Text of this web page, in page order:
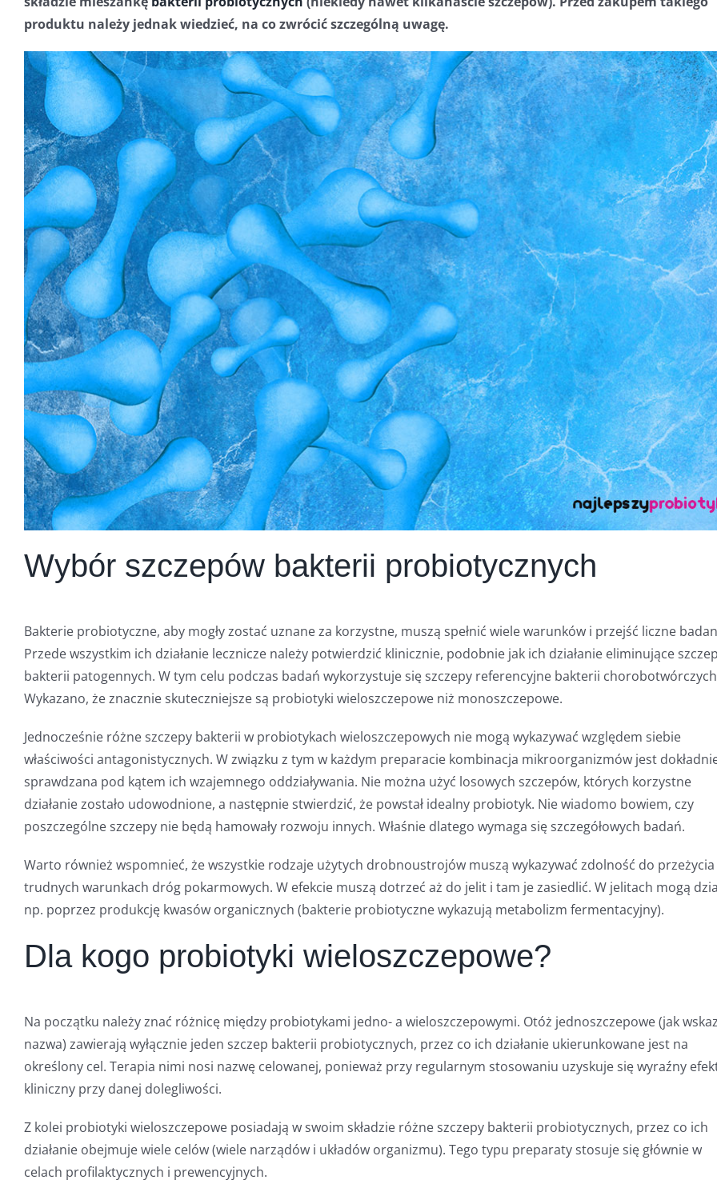
produktu należy jednak wiedzieć, na co zwrócić szczególną uwagę.
Wybór szczepów bakterii probiotycznych
Bakterie probiotyczne, aby mogły zostać uznane za korzystne, muszą spełnić wiele warunków i przejść liczne
Przede wszystkim ich działanie lecznicze należy potwierdzić klinicznie, podobnie jak ich działanie eliminujące
bakterii patogennych. W tym celu podczas badań wykorzystuje się szczepy referencyjne bakterii
Wykazano, że znacznie skuteczniejsze są probiotyki wieloszczepowe niż monoszczepowe.
Jednocześnie różne szczepy bakterii w probiotykach wieloszczepowych nie mogą wykazywać względem siebie
właściwości antagonistycznych. W związku z tym w każdym preparacie kombinacja mikroorganizmów jest
sprawdzana pod kątem ich wzajemnego oddziaływania. Nie można użyć losowych szczepów, których korzystne
działanie zostało udowodnione, a następnie stwierdzić, że powstał idealny probiotyk. Nie wiadomo bowiem, czy
poszczególne szczepy nie będą hamowały rozwoju innych. Właśnie dlatego wymaga się szczegółowych badań.
Warto również wspomnieć, że wszystkie rodzaje użytych drobnoustrojów muszą wykazywać zdolność do przeżycia
trudnych warunkach dróg pokarmowych. W efekcie muszą dotrzeć aż do jelit i tam je zasiedlić. W jelitach mogą
np. poprzez produkcję kwasów organicznych (bakterie probiotyczne wykazują metabolizm fermentacyjny).
Dla kogo probiotyki wieloszczepowe?
Na początku należy znać różnicę między probiotykami jedno- a wieloszczepowymi. Otóż jednoszczepowe (jak
nazwa) zawierają wyłącznie jeden szczep bakterii probiotycznych, przez co ich działanie ukierunkowane jest na
określony cel. Terapia nimi nosi nazwę celowanej, ponieważ przy regularnym stosowaniu uzyskuje się wyraźny
kliniczny przy danej dolegliwości.
Z kolei probiotyki wieloszczepowe posiadają w swoim składzie różne szczepy bakterii probiotycznych, przez co ich
działanie obejmuje wiele celów (wiele narządów i układów organizmu). Tego typu preparaty stosuje się głównie w
celach profilaktycznych i prewencyjnych.